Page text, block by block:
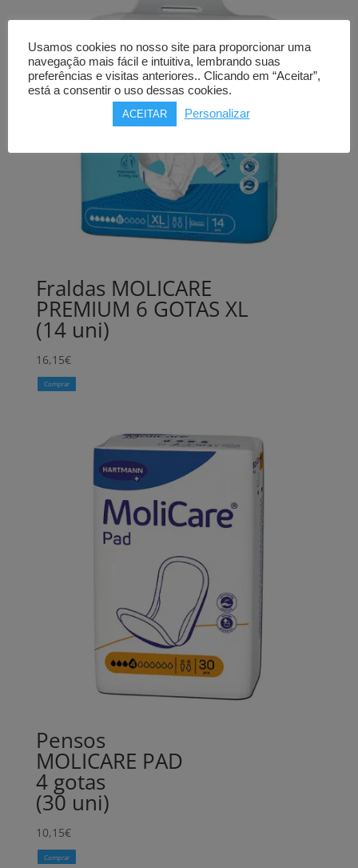
Fraldas MOLICARE
PREMIUM 6 GOTAS XL
(14 uni)
16,15€
Comprar
Pensos
MOLICARE PAD
4 gotas
(30 uni)
10,15€
Comprar
Usamos cookies no nosso site para proporcionar uma
navegação mais fácil e intuitiva, lembrando suas
preferências e visitas anteriores.. Clicando em “Aceitar”,
está a consentir o uso dessas cookies.
ACEITAR Personalizar